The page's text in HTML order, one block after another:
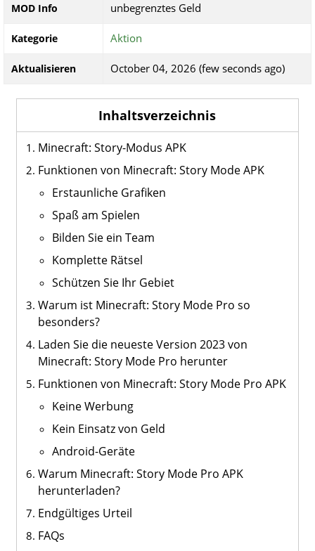
MOD Info unbegrenztes Geld
Kategorie Aktion
Aktualisieren October 04, 2026 (few seconds ago)
Inhaltsverzeichnis
Minecraft: Story-Modus APK
Funktionen von Minecraft: Story Mode APK
Erstaunliche Grafiken
Spaß am Spielen
Bilden Sie ein Team
Komplette Rätsel
Schützen Sie Ihr Gebiet
Warum ist Minecraft: Story Mode Pro so
besonders?
Laden Sie die neueste Version 2023 von
Minecraft: Story Mode Pro herunter
Funktionen von Minecraft: Story Mode Pro APK
Keine Werbung
Kein Einsatz von Geld
Android-Geräte
Warum Minecraft: Story Mode Pro APK
herunterladen?
Endgültiges Urteil
FAQs